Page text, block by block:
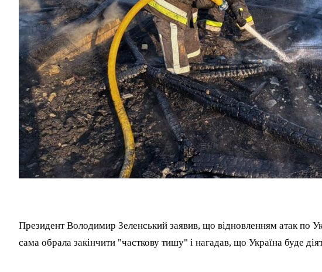
Президент Володимир Зеленський заявив, що відновленням атак по
сама обрала закінчити "часткову тишу" і нагадав, що Україна буде